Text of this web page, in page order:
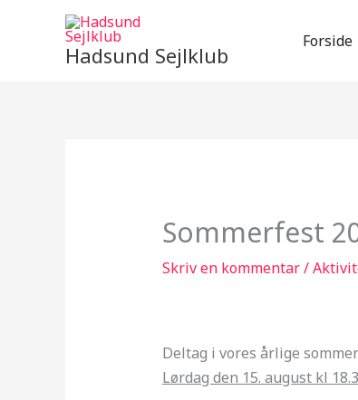
Hadsund Sejlklub
Forside
Sommerfest
Skriv en kommentar/
Deltag i vores årlige
Lørdag den 15. august kl